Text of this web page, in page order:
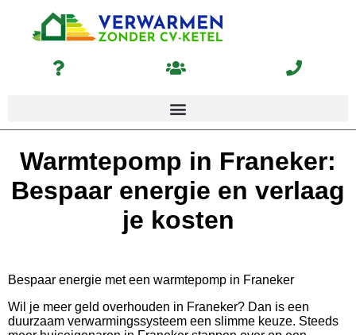
Warmtepomp in Franeker:
Bespaar energie en verlaag
je kosten
Bespaar energie met een warmtepomp in Franeker
Wil je meer geld overhouden in Franeker? Dan is een
duurzaam verwarmingssysteem een slimme keuze. Steeds